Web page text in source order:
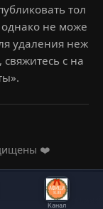
Канал
тол
не може
удаления неж
с на
❤️